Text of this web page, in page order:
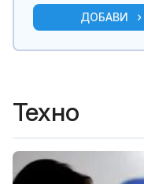
ДОБАВИ
Техно